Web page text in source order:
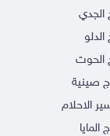
الجدي
الدلو
الحوت
صينية
الاحلام
المايا